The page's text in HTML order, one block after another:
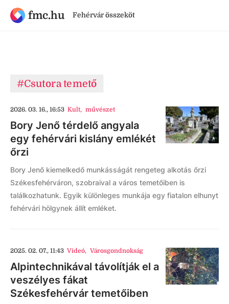
fmc.hu Fehérvár összeköt
#Csutora temető
2026. 03. 16., 16:53 Kult, művészet
Bory Jenő térdelő angyala
egy fehérvári kislány emlékét
őrzi
Bory Jenő kiemelkedő munkásságát rengeteg alkotás őrzi
Székesfehérváron, szobraival a város temetőiben is
találkozhatunk. Egyik különleges munkája egy fiatalon elhunyt
fehérvári hölgynek állít emléket.
2025. 02. 07., 11:43 Videó, Városgondnokság
Alpintechnikával távolítják el a
veszélyes fákat
Székesfehérvár temetőiben